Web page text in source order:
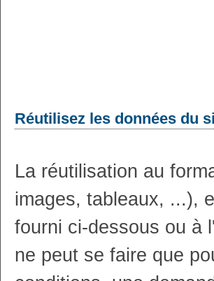
Réutilisez les données du
La réutilisation au
images, tableaux, ...),
fourni ci-dessous ou à
ne peut se faire que